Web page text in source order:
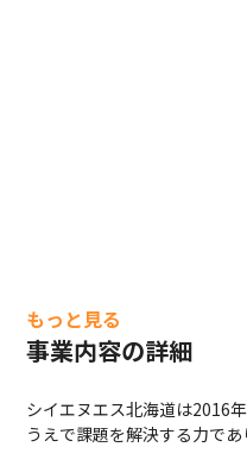
もっと見る
事業内容の詳細
シイエヌエス北海道は2016
うえで課題を解決する力で